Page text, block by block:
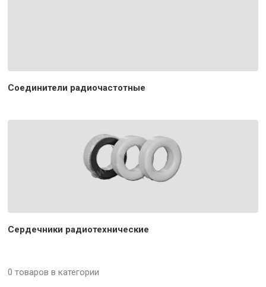
Соединители радиочастотные
Сердечники радиотехнические
0 товаров в категории